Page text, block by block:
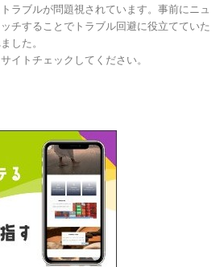
ラブルが問題視されています。事前にニュ
チすることでトラブル回避に役立てていた
した。
イトチェックしてください。